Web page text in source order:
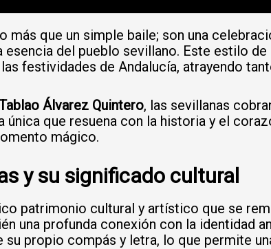
más que un simple baile; son una
del pueblo sevillano. Este estilo
festividades de Andalucía, atrayendo
Álvarez Quintero, las sevillanas
única que resuena con la historia y el
mágico.
y su significado cultural
patrimonio cultural y artístico que se
una profunda conexión con la identidad
su propio compás y letra, lo que permite